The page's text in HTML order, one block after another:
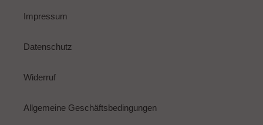
Impressum
Datenschutz
Widerruf
Allgemeine Geschäftsbedingungen